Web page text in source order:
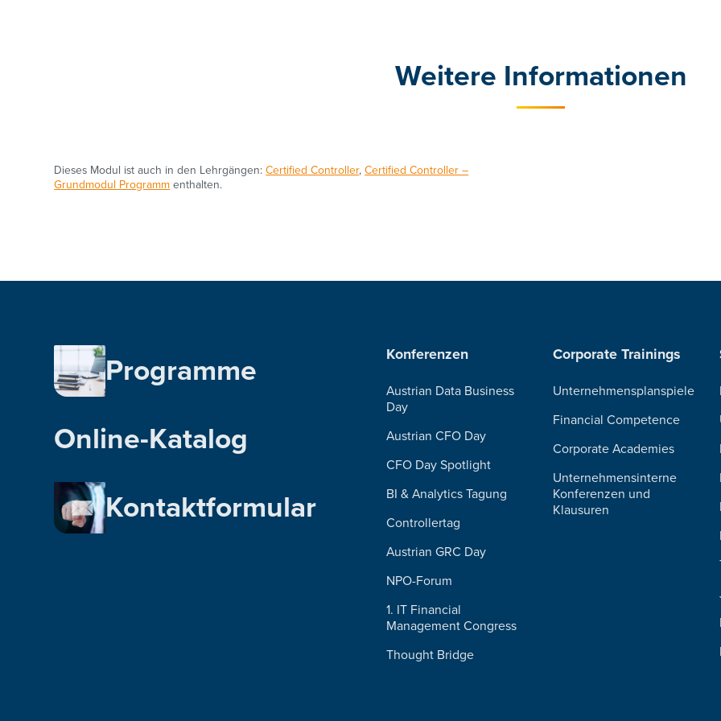
Weitere Informationen
Dieses Modul ist auch in den Lehrgängen:Certified Controller,Certified Controller –
Grundmodul Programm enthalten.
Programme
Online-Katalog
Kontaktformular
Konferenzen
Austrian Data Business
Day
Austrian CFO Day
CFO Day Spotlight
BI & Analytics Tagung
Controllertag
Austrian GRC Day
NPO-Forum
1. IT Financial
Management Congress
Thought Bridge
Corporate Trainings
Unternehmensplanspiele
Financial Competence
Corporate Academies
Unternehmensinterne
Konferenzen und
Klausuren